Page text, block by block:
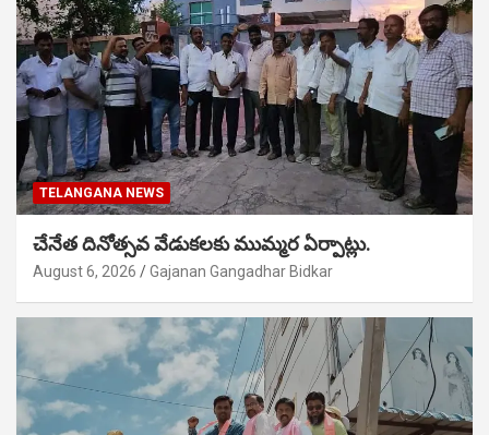
TELANGANA NEWS
చేనేత దినోత్సవ వేడుకలకు ముమ్మర ఏర్పాట్లు.
August 6, 2026 Gajanan Gangadhar Bidkar